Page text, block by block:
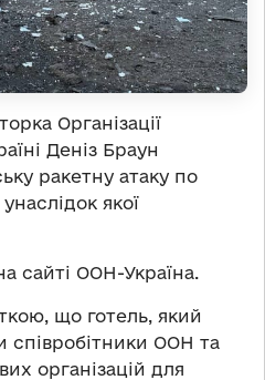
Організації
Деніз Браун
ракетну атаку по
якої
сайті ООН-Україна.
що готель, який
співробітники ООН та
організацій для